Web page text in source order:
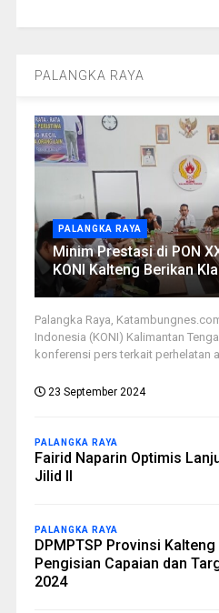
PALANGKA RAYA
PALANGKA RAYA
Minim Prestasi di PON
KONI Kalteng Berikan
Palangka Raya,
Indonesia (KONI) Kalimantan
konferensi pers terkait perhelatan a
23 September 2024
PALANGKA RAYA
Fairid Naparin Optimis
Jilid II
PALANGKA RAYA
DPMPTSP Provinsi
Pengisian Capaian dan
2024